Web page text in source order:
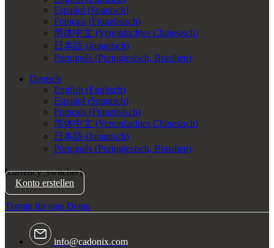
Español (Spanisch)
Français (Französisch)
简体中文 (Vereinfachtes Chinesisch)
日本語 (Japanisch)
Português (Portugiesisch, Brasilien)
Deutsch
English (Englisch)
Español (Spanisch)
Français (Französisch)
简体中文 (Vereinfachtes Chinesisch)
日本語 (Japanisch)
Português (Portugiesisch, Brasilien)
[currency_switcher]
Konto erstellen
Termin für eine Demo
info@cadonix.com